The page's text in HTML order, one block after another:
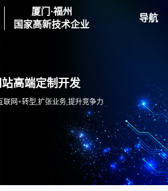
厦门·福州
国家高新技术企业
导航
高端定制开发
联网+转型,扩张业务,提升竞争力